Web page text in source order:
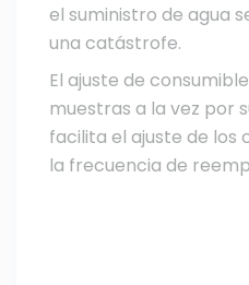
el suministro de agua
una catástrofe.
El ajuste de
muestras a la vez por
facilita el ajuste de los
la frecuencia de